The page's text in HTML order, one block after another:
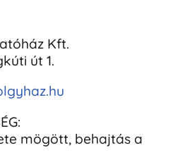
Kft.
út 1.
mögött, behajtás a